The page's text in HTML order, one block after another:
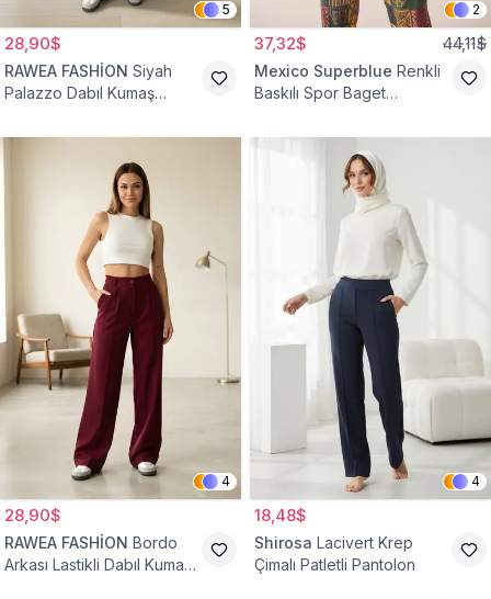
5
28,90$
RAWEA FASHİON Siyah
Palazzo Dabıl Kumaş
2
37,32$ 44,11$
Mexico Superblue Renkli
Baskılı Spor Baget
4
28,90$
RAWEA FASHİON Bordo
Arkası Lastikli Dabıl Kumaş
4
18,48$
Shirosa Lacivert Krep
Çimalı Patletli Pantolon